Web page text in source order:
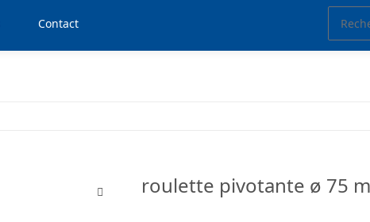
Contact
roulette pivotante ø 75